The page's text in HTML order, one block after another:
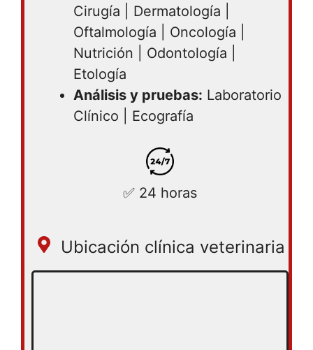
Cirugía | Dermatología |
Oftalmología | Oncología |
Nutrición | Odontología |
Etología
Análisis y pruebas: Laboratorio
Clínico | Ecografía
✅ 24 horas
Ubicación clínica veterinaria